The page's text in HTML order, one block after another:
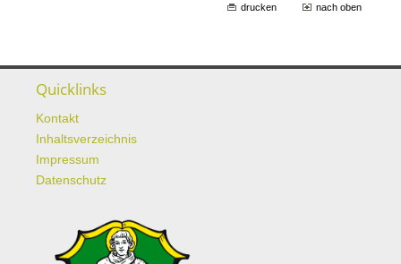
drucken nach oben
Quicklinks
Kontakt
Inhaltsverzeichnis
Impressum
Datenschutz